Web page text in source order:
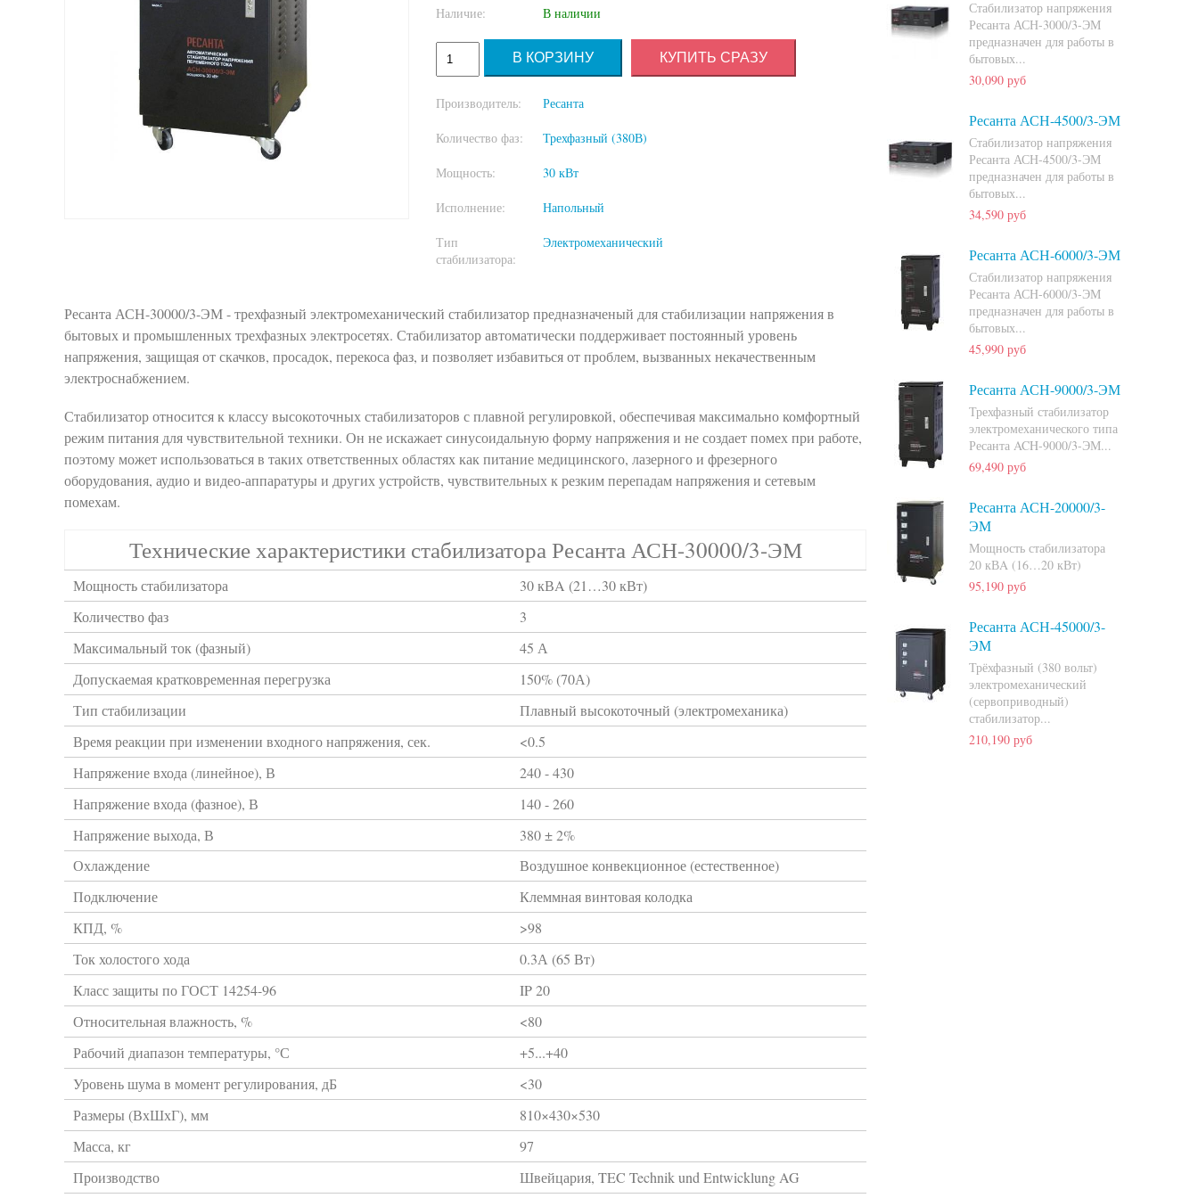
Наличие: В наличии
КУПИТЬ СРАЗУ
Производитель: Ресанта
Количество фаз: Трехфазный (380В)
Мощность: 30 кВт
Исполнение: Напольный
Тип
стабилизатора:
Электромеханический
Ресанта АСН-30000/3-ЭМ - трехфазный электромеханический стабилизатор предназначеный для стабилизации напряжения в
бытовых и промышленных трехфазных электросетях. Стабилизатор автоматически поддерживает постоянный уровень
напряжения, защищая от скачков, просадок, перекоса фаз, и позволяет избавиться от проблем, вызванных некачественным
электроснабжением.
Стабилизатор относится к классу высокоточных стабилизаторов с плавной регулировкой, обеспечивая максимально комфортный
режим питания для чувствительной техники. Он не искажает синусоидальную форму напряжения и не создает помех при работе,
поэтому может использоваться в таких ответственных областях как питание медицинского, лазерного и фрезерного
оборудования, аудио и видео-аппаратуры и других устройств, чувствительных к резким перепадам напряжения и сетевым
помехам.
Технические характеристики стабилизатора Ресанта АСН-30000/3-ЭМ
Мощность стабилизатора
30 кВA (21…30 кВт)
Количество фаз
3
Максимальный ток (фазный)
45 А
Допускаемая кратковременная перегрузка
150% (70А)
Тип стабилизации
Плавный высокоточный (электромеханика)
Время реакции при изменении входного напряжения, сек.
<0.5
Напряжение входа (линейное), В
240 - 430
Напряжение входа (фазное), В
140 - 260
Напряжение выхода, В
380 ± 2%
Охлаждение
Воздушное конвекционное (естественное)
Подключение
Клеммная винтовая колодка
КПД, %
>98
Ток холостого хода
0.3А (65 Вт)
Класс защиты по ГОСТ 14254-96
IP 20
Относительная влажность, %
<80
Рабочий диапазон температуры, °С
+5...+40
Уровень шума в момент регулирования, дБ
<30
Размеры (ВхШхГ), мм
810×430×530
Масса, кг
97
Производство
Швейцария, TEC Technik und Entwicklung AG
Стабилизатор напряжения
Ресанта АСН-3000/3-ЭМ
предназначен для работы в
бытовых...
30,090 руб
Ресанта АСН-4500/3-ЭМ
Стабилизатор напряжения
Ресанта АСН-4500/3-ЭМ
предназначен для работы в
бытовых...
34,590 руб
Ресанта АСН-6000/3-ЭМ
Стабилизатор напряжения
Ресанта АСН-6000/3-ЭМ
предназначен для работы в
бытовых...
45,990 руб
Ресанта АСН-9000/3-ЭМ
Трехфазный стабилизатор
электромеханического типа
Ресанта ACH-9000/3-ЭМ...
69,490 руб
Ресанта АСН-20000/3-
ЭМ
Мощность стабилизатора
20 кВA (16…20 кВт)
95,190 руб
Ресанта АСН-45000/3-
ЭМ
Трёхфазный (380 вольт)
электромеханический
(сервоприводный)
стабилизатор...
210,190 руб